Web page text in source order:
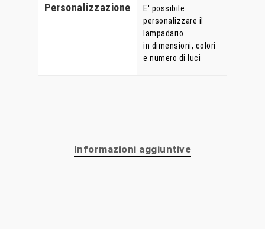
Personalizzazione
E' possibile
personalizzare il
lampadario
in dimensioni, colori
e numero di luci
Informazioni aggiuntive
Lampadari
Bicchieri
Glass